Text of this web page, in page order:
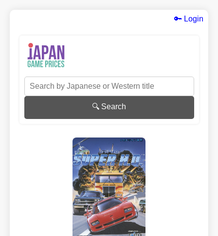
🔑 Login
🔍 Search